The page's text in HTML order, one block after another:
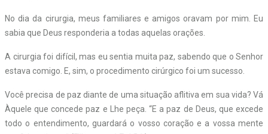
No dia da cirurgia, meus familiares e amigos oravam por mim. Eu
sabia que Deus responderia a todas aquelas orações.
A cirurgia foi difícil, mas eu sentia muita paz, sabendo que o Senhor
estava comigo. E, sim, o procedimento cirúrgico foi um sucesso.
Você precisa de paz diante de uma situação aflitiva em sua vida? Vá
Àquele que concede paz e Lhe peça. “E a paz de Deus, que excede
todo o entendimento, guardará o vosso coração e a vossa mente